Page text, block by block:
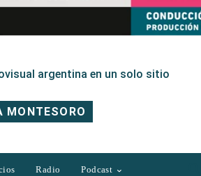
argentina en un solo sitio
MONTESORO
Radio Podcast